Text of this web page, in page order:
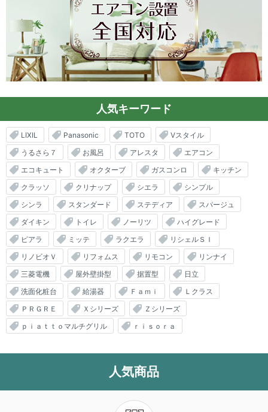
人気キーワード
LIXIL Panasonic TOTO
Vスタイル
うるさら７
お風呂 アレスタ
エアコン
エコキュート
オクターブ ガスコンロ
キッチン
クラッソ
クリナップ シエラ
シンプル
シンラ
スタンダード ステディア
スパージュ
ダイキン
トイレ ノーリツ
ハイグレード
ピアラ
ミッテ ラクエラ
リシェルＳＩ
リノビオＶ
リフォムス リモコン
リンナイ
三菱電機
屋外壁掛型 据置型
日立
洗面化粧台
給湯器 Ｆａｍｉ
Ｌクラス
ＰＲＧＲＥ
Ｘシリーズ
Ｚシリーズ
ｐｉａｔｔｏマルチグリル
ｒｉｓｏｒａ
人気商品